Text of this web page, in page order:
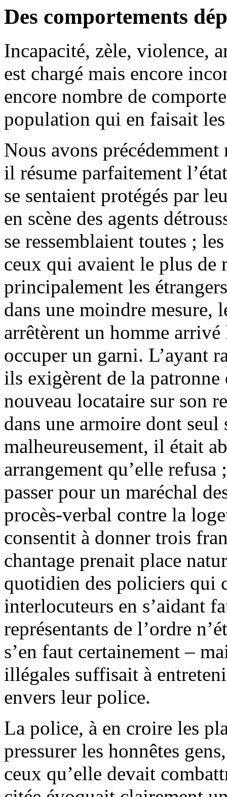
Des comportements
Incapacité, zèle, violence,
est chargé mais encore
encore nombre de
population qui en faisait
Nous avons
il résume parfaitement
se sentaient protégés par
en scène des agents
se ressemblaient toutes ;
ceux qui avaient le plus de
principalement les
dans une moindre mesure,
arrêtèrent un homme
occuper un garni. L’ayant
ils exigèrent de la
nouveau locataire sur son
dans une armoire dont
malheureusement, il était
arrangement qu’elle refusa
passer pour un maréchal
procès-verbal contre la
consentit à donner trois
chantage prenait place
quotidien des policiers qui
interlocuteurs en s’aidant
représentants de l’ordre
s’en faut certainement –
illégales suffisait à
envers leur police.
La police, à en croire les
pressurer les honnêtes
ceux qu’elle devait